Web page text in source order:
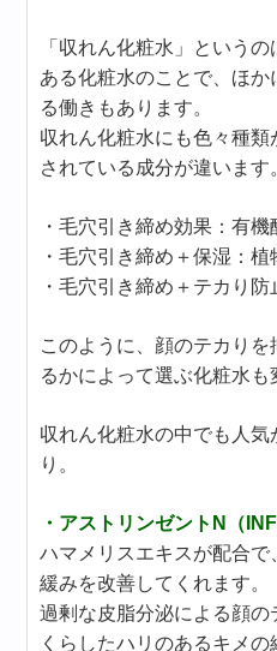
「収れん化粧水」という
ある化粧水のことで、ほか
る働きもあります。
収れん化粧水にも色々種
されている成分が違います
・毛穴引き締め効果：有
・毛穴引き締め＋保湿：植
・毛穴引き締め＋テカり
このように、顔のテカり
るかによって選ぶ化粧水も
収れん化粧水の中でも人
り。
・アストリンゼントN（
ハマメリスエキスが配合
緩みを改善してくれます。
過剰な皮脂分泌による顔の
くらしたハリのあるキメの